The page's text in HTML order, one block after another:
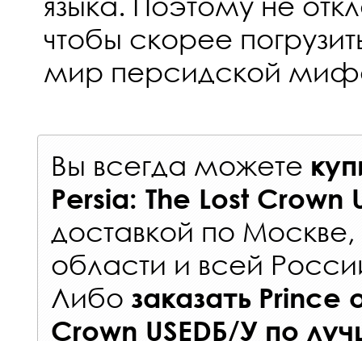
чтобы скорее
мир персидской
Вы всегда можете
Persia: The Lost Crown
доставкой по
области и всей
Либо заказать Prince
Crown USEDБ/У по